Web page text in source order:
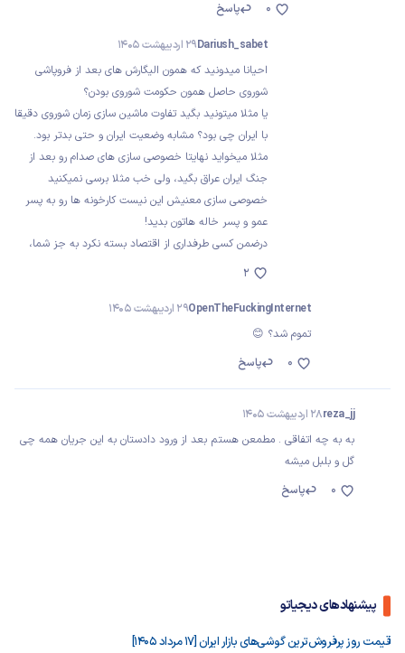
پاسخ
0
Dariush_sabet29 اردیبهشت 1405
احیانا میدونید که همون الیگارش های بعد از فروپاشی
شوروی حاصل همون حکومت شوروی بودن؟
یا مثلا میتونید بگید تفاوت ماشین سازی زمان شوروی دقیقا
با ایران چی بود؟ مشابه وضعیت ایران و حتی بدتر بود.
مثلا میخواید نهایتا خصوصی سازی های صدام رو بعد از
جنگ ایران عراق بگید، ولی خب مثلا برسی نمیکنید
خصوصی سازی معنیش این نیست کارخونه ها رو به پسر
عمو و پسر خاله هاتون بدید!
درضمن کسی طرفداری از اقتصاد بسته نکرد به جز شما،
2
OpenTheFuckingInternet29 اردیبهشت 1405
تموم شد؟ 😊
پاسخ
0
reza_jj28 اردیبهشت 1405
به به چه اتفاقی . مطمعن هستم بعد از ورود دادستان به این جریان همه چی
گل و بلبل میشه
پاسخ
0
پیشنهادهای دیجیاتو
قیمت روز پرفروش‌ترین گوشی‌های بازار ایران [17 مرداد 1405]